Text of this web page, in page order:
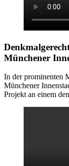
Münchener
In der prominenten
Münchener
Projekt an einem